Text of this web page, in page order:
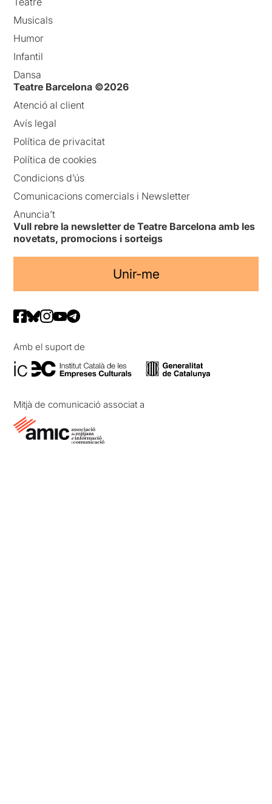
Musicals
Humor
Infantil
Dansa
Teatre Barcelona ©2026
Atenció al client
Avís legal
Política de privacitat
Política de cookies
Condicions d’ús
Comunicacions comercials i Newsletter
Anuncia’t
Vull rebre la newsletter de Teatre Barcelona amb les
novetats, promocions i sorteigs
Unir-me
Amb el suport de
Mitjà de comunicació associat a